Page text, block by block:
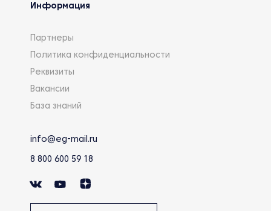
Информация
Партнеры
Политика конфиденциальности
Реквизиты
Вакансии
База знаний
info@eg-mail.ru
8 800 600 59 18